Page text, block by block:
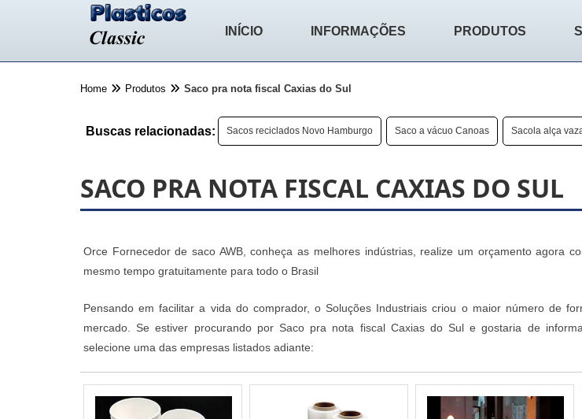
INÍCIO INFORMAÇÕES PRODUTOS
Home Produtos Saco pra nota fiscal Caxias do Sul
Buscas relacionadas: Sacos reciclados Novo Hamburgo Saco a vácuo Canoas Sacola alça
SACO PRA NOTA FISCAL CAXIAS DO SUL
Orce Fornecedor de saco AWB, conheça as melhores indústrias, realize um orçamento agora
mesmo tempo gratuitamente para todo o Brasil
Pensando em facilitar a vida do comprador, o Soluções Industriais criou o maior número de
mercado. Se estiver procurando por Saco pra nota fiscal Caxias do Sul e gostaria de
selecione uma das empresas listados adiante: